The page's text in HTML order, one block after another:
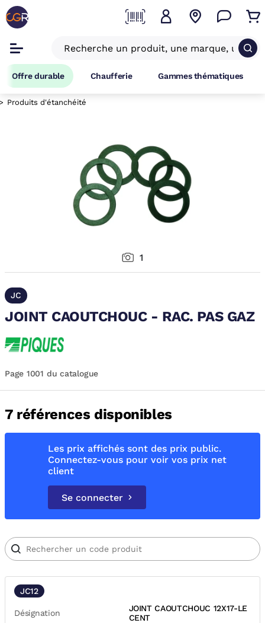
Offre durable Chaufferie Gammes thématiques
Produits d'étanchéité
1
JC
JOINT CAOUTCHOUC - RAC. PAS GAZ
Page 1001 du catalogue
7 références disponibles
Les prix affichés sont des prix public.
Connectez-vous pour voir vos prix net
client
Se connecter
JC12
Désignation
JOINT CAOUTCHOUC 12X17-LE
CENT